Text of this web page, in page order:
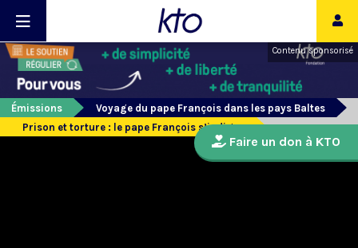
Contenu sponsorisé
Émissions
Voyage du pape François dans les pays Baltes
Prison et torture : le pape François s’indigne
Faire un don à KTO